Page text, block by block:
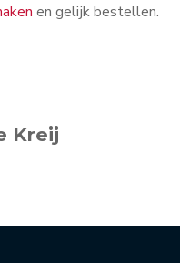
en gelijk bestellen.
Kreij